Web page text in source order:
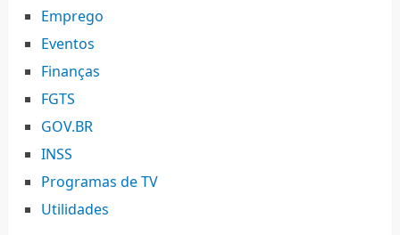
Emprego
Eventos
Finanças
FGTS
GOV.BR
INSS
Programas de TV
Utilidades